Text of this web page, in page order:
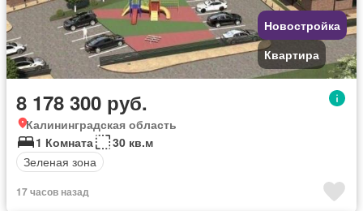
Новостройка
Квартира
8 178 300 руб.
Калининградская область
1 Комната
30 кв.м
Зеленая зона
17 часов назад